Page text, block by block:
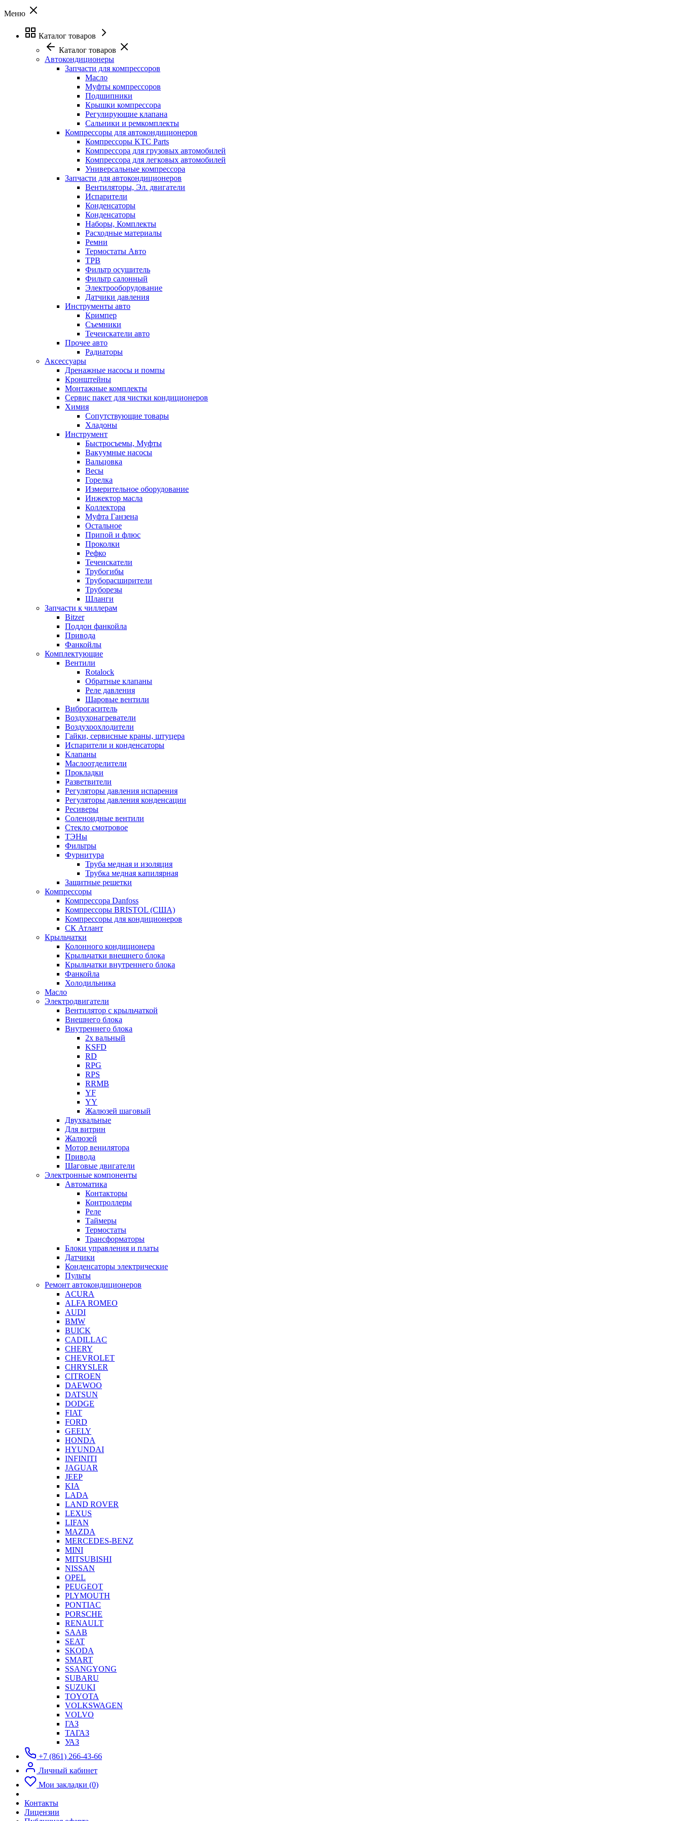
Меню
Каталог товаров
Каталог товаров
Автокондиционеры
Запчасти для компрессоров
Масло
Муфты компрессоров
Подшипники
Крышки компрессора
Регулирующие клапана
Сальники и ремкомплекты
Компрессоры для автокондиционеров
Компрессоры KTC Parts
Компрессора для грузовых автомобилей
Компрессора для легковых автомобилей
Универсальные компрессора
Запчасти для автокондиционеров
Вентиляторы, Эл. двигатели
Испарители
Конденсаторы
Конденсаторы
Наборы, Комплекты
Расходные материалы
Ремни
Термостаты Авто
ТРВ
Фильтр осушитель
Фильтр салонный
Электрооборудование
Датчики давления
Инструменты авто
Кримпер
Съемники
Течеискатели авто
Прочее авто
Радиаторы
Аксессуары
Дренажные насосы и помпы
Кронштейны
Монтажные комплекты
Сервис пакет для чистки кондиционеров
Химия
Сопутствующие товары
Хладоны
Инструмент
Быстросъемы, Муфты
Вакуумные насосы
Вальцовка
Весы
Горелка
Измерительное оборудование
Инжектор масла
Коллектора
Муфта Ганзена
Остальное
Припой и флюс
Проколки
Рефко
Течеискатели
Трубогибы
Труборасширители
Труборезы
Шланги
Запчасти к чиллерам
Bitzer
Поддон фанкойла
Привода
Фанкойлы
Комплектующие
Вентили
Rotalock
Обратные клапаны
Реле давления
Шаровые вентили
Виброгаситель
Воздухонагреватели
Воздухоохлодители
Гайки, сервисные краны, штуцера
Испарители и конденсаторы
Клапаны
Маслоотделители
Прокладки
Разветвители
Регуляторы давления испарения
Регуляторы давления конденсации
Ресиверы
Соленоидные вентили
Стекло смотровое
ТЭНы
Фильтры
Фурнитура
Труба медная и изоляция
Трубка медная капилярная
Защитные решетки
Компрессоры
Компрессора Danfoss
Компрессоры BRISTOL (США)
Компрессоры для кондиционеров
СК Атлант
Крыльчатки
Колонного кондиционера
Крыльчатки внешнего блока
Крыльчатки внутреннего блока
Фанкойла
Холодильника
Масло
Электродвигатели
Вентилятор с крыльчаткой
Внешнего блока
Внутреннего блока
2х вальный
KSFD
RD
RPG
RPS
RRMB
YF
YY
Жалюзей шаговый
Двухвальные
Для витрин
Жалюзей
Мотор венилятора
Привода
Шаговые двигатели
Электронные компоненты
Автоматика
Контакторы
Контроллеры
Реле
Таймеры
Термостаты
Трансформаторы
Блоки управления и платы
Датчики
Конденсаторы электрические
Пульты
Ремонт автокондиционеров
ACURA
ALFA ROMEO
AUDI
BMW
BUICK
CADILLAC
CHERY
CHEVROLET
CHRYSLER
CITROEN
DAEWOO
DATSUN
DODGE
FIAT
FORD
GEELY
HONDA
HYUNDAI
INFINITI
JAGUAR
JEEP
KIA
LADA
LAND ROVER
LEXUS
LIFAN
MAZDA
MERCEDES-BENZ
MINI
MITSUBISHI
NISSAN
OPEL
PEUGEOT
PLYMOUTH
PONTIAC
PORSCHE
RENAULT
SAAB
SEAT
SKODA
SMART
SSANGYONG
SUBARU
SUZUKI
TOYOTA
VOLKSWAGEN
VOLVO
ГАЗ
ТАГАЗ
УАЗ
+7 (861) 266-43-66
Личный кабинет
Мои закладки (0)
Контакты
Лицензии